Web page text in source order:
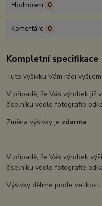
Hodnocení 0
Komentáře 0
Kompletní specifikace
Tuto výšivku Vám rádi
V případě, že Váš výrobek již
číselníku vedle fotografie
Změna výšivky je zdarma.
V případě, že Váš výrobek
číselníku vedle fotografie
Výšivky dělíme podle velikosti: